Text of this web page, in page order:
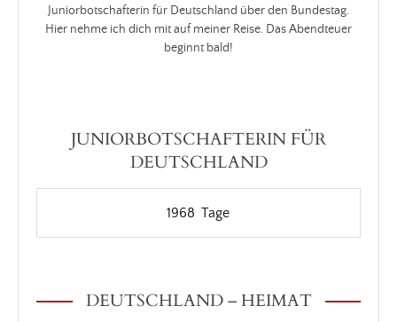
Juniorbotschafterin für Deutschland über den Bundestag.
Hier nehme ich dich mit auf meiner Reise. Das Abendteuer
beginnt bald!
JUNIORBOTSCHAFTERIN FÜR
DEUTSCHLAND
1968 Tage
DEUTSCHLAND – HEIMAT